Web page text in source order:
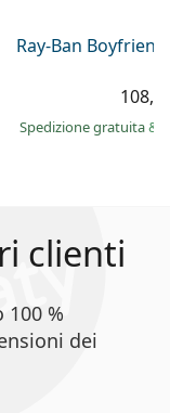
Ray-Ban
Spedizione gratuita&
clienti
100 %
dei